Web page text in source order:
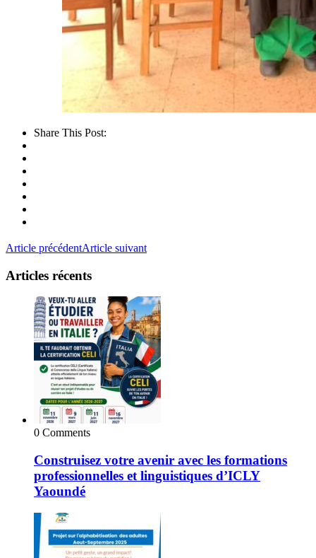
Share This Post:
Article précédentArticle suivant
Articles récents
0 Comments
Construisez votre avenir avec les formations
professionnelles et linguistiques d’ICLY
Yaoundé